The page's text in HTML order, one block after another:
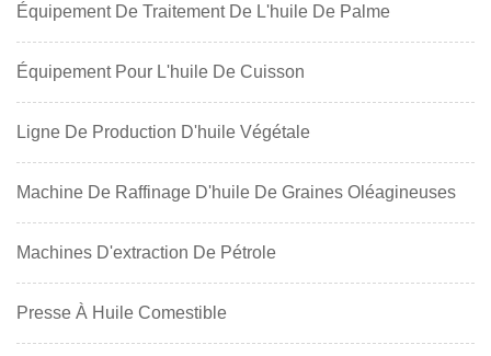
Équipement De Traitement De L'huile De Palme
Équipement Pour L'huile De Cuisson
Ligne De Production D'huile Végétale
Machine De Raffinage D'huile De Graines Oléagineuses
Machines D'extraction De Pétrole
Presse À Huile Comestible